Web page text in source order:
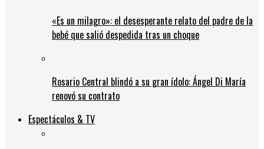
«Es un milagro»: el desesperante relato del padre de la
bebé que salió despedida tras un choque
Rosario Central blindó a su gran ídolo: Ángel Di María
renovó su contrato
Espectáculos & TV